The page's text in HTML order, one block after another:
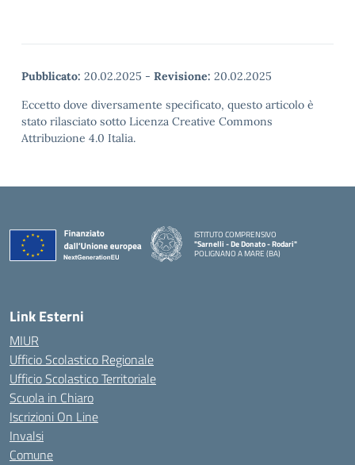
Pubblicato: 20.02.2025 - Revisione: 20.02.2025
Eccetto dove diversamente specificato, questo articolo è
stato rilasciato sotto Licenza Creative Commons
Attribuzione 4.0 Italia.
ISTITUTO COMPRENSIVO
"Sarnelli - De Donato - Rodari"
POLIGNANO A MARE (BA)
Link Esterni
MIUR
Ufficio Scolastico Regionale
Ufficio Scolastico Territoriale
Scuola in Chiaro
Iscrizioni On Line
Invalsi
Comune